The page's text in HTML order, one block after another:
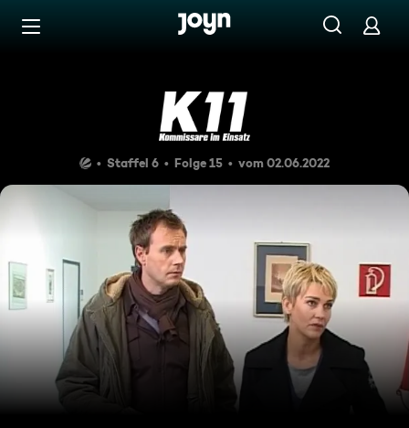
Zum Inhalt springen
Zwei sind einer zu viel
Staffel 6 Folge 15 vom 02.06.2022